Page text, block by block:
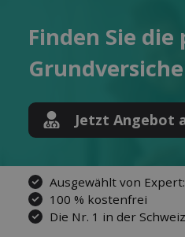
Finden Sie die
Jetzt Angebot
Ausgewählt von
100 % kostenfrei
Die Nr. 1 in der Schweiz